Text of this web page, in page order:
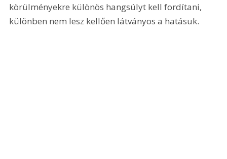
körülményekre különös hangsúlyt kell fordítani,
különben nem lesz kellően látványos a hatásuk.